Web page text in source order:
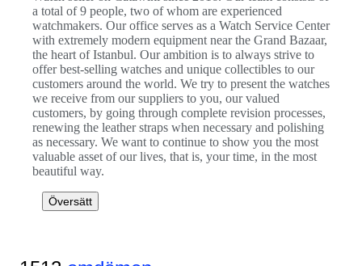
a total of 9 people, two of whom are experienced
watchmakers. Our office serves as a Watch Service Center
with extremely modern equipment near the Grand Bazaar,
the heart of Istanbul. Our ambition is to always strive to
offer best-selling watches and unique collectibles to our
customers around the world. We try to present the watches
we receive from our suppliers to you, our valued
customers, by going through complete revision processes,
renewing the leather straps when necessary and polishing
as necessary. We want to continue to show you the most
valuable asset of our lives, that is, your time, in the most
beautiful way.
Översätt